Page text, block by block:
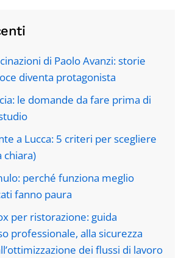
di Paolo Avanzi: storie
diventa protagonista
le domande da fare prima di
a Lucca: 5 criteri per scegliere
chiara)
perché funziona meglio
fanno paura
per ristorazione: guida
professionale, alla sicurezza
dei flussi di lavoro